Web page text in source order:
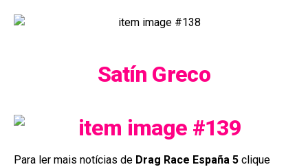
Satín Greco
Para ler mais notícias de Drag Race España 5 clique